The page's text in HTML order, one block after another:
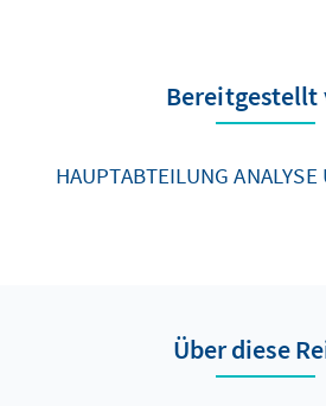
Bereitgestellt
HAUPTABTEILUNG
Über diese